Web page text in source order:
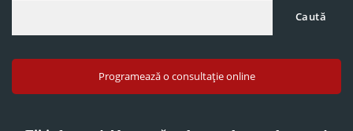
Caută
Programează o consultație online